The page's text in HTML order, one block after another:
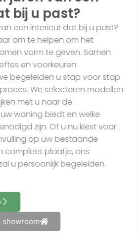
bij u past?
een interieur dat bij u past?
om te helpen om het
vorm te geven. Samen
en voorkeuren
begeleiden u stap voor stap
We selecteren modellen
met u naar de
woning biedt en welke
zijn. Of u nu kiest voor
op uw bestaande
compleet plaatje, ons
u persoonlijk begeleiden.
showroom